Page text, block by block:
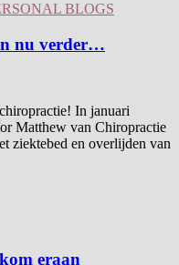
BLOGS
nu verder…
In januari
Matthew van Chiropractie
ziektebed en overlijden van
eraan